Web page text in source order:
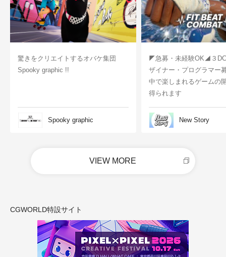
驚きをクリエイトするオバケ集団
Spooky graphic !!
Spooky graphic
◤急募・未経験OK◢３
ザイナー・プログラマー
中で楽しまれるゲームの
得られます
New Story
VIEW MORE
CGWORLD特設サイト